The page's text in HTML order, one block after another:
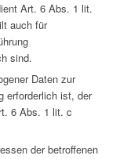
Art. 6 Abs. 1 lit.
auch für
sind.
Daten zur
erforderlich ist, der
6 Abs. 1 lit. c
der betroffenen